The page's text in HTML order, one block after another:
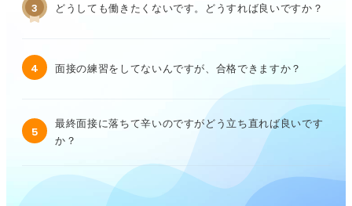
3 どうしても働きたくないです。どうすれば良いですか？
4 面接の練習をしてないんですが、合格できますか？
5
最終面接に落ちて辛いのですがどう立ち直れば良いです
か？